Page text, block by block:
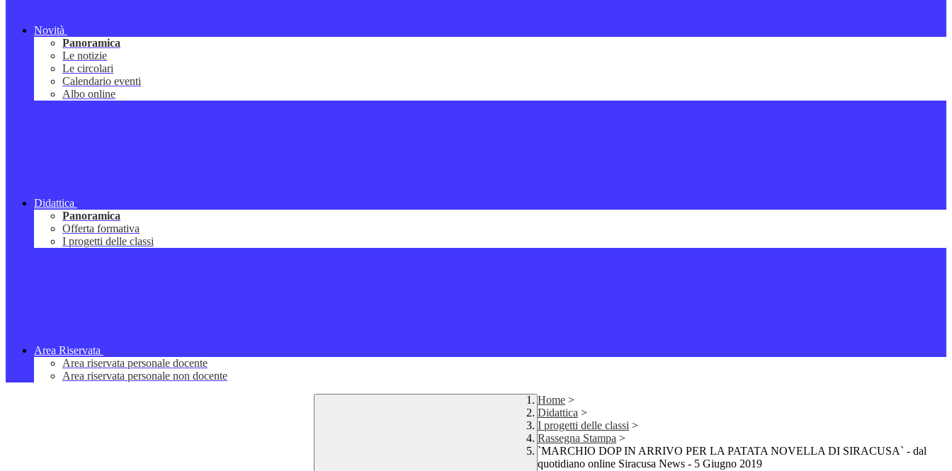
Novità
Panoramica
Le notizie
Le circolari
Calendario eventi
Albo online
Didattica
Panoramica
Offerta formativa
I progetti delle classi
Area Riservata
Area riservata personale docente
Area riservata personale non docente
Home >
Didattica >
I progetti delle classi >
Rassegna Stampa >
`MARCHIO DOP IN ARRIVO PER LA PATATA NOVELLA DI SIRACUSA` - dal
quotidiano online Siracusa News - 5 Giugno 2019